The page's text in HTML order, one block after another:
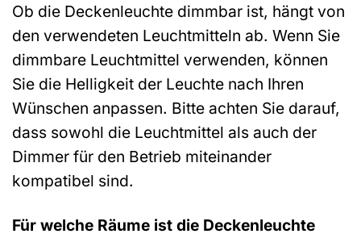
Ob die Deckenleuchte dimmbar ist, hängt von
den verwendeten Leuchtmitteln ab. Wenn Sie
dimmbare Leuchtmittel verwenden, können
Sie die Helligkeit der Leuchte nach Ihren
Wünschen anpassen. Bitte achten Sie darauf,
dass sowohl die Leuchtmittel als auch der
Dimmer für den Betrieb miteinander
kompatibel sind.
Für welche Räume ist die Deckenleuchte